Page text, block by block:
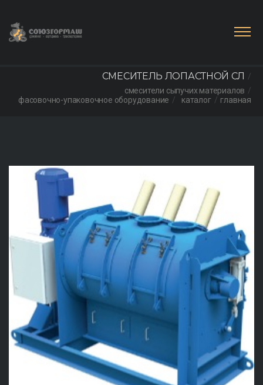
главная
каталог
фасовочно-упаковочное оборудование
смесители сыпучих материалов
СМЕСИТЕЛЬ ЛОПАСТНОЙ СЛ